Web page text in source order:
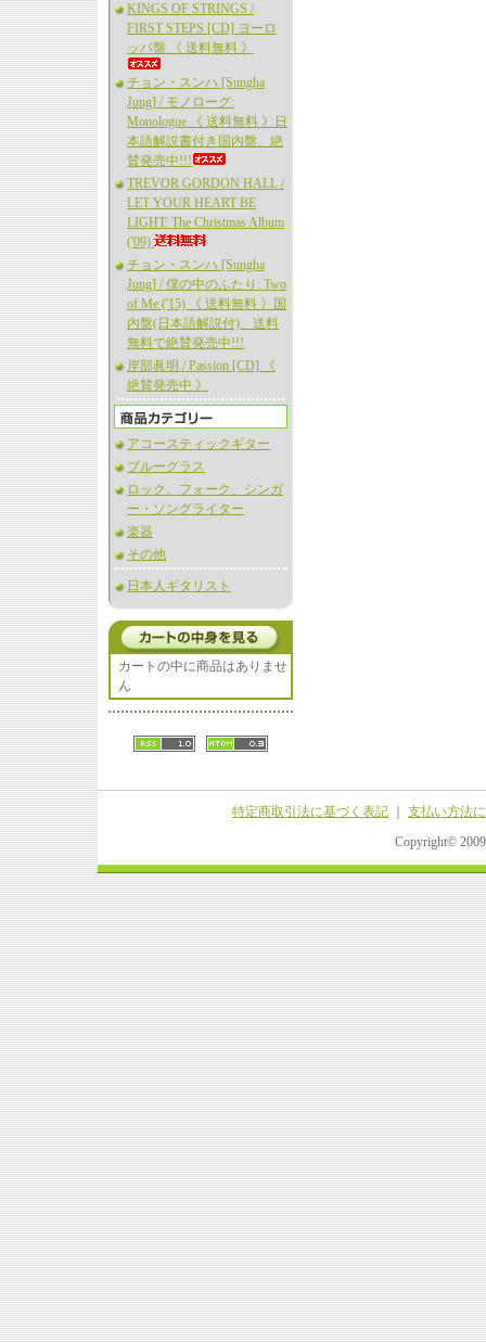
KINGS OF STRINGS /
FIRST STEPS [CD] ヨーロ
ッパ盤 《 送料無料 》
チョン・スンハ [Sungha
Jung] / モノローグ:
Monologue 《 送料無料 》日
本語解説書付き国内盤、絶
賛発売中!!!
TREVOR GORDON HALL /
LET YOUR HEART BE
LIGHT: The Christmas Album
('09)
チョン・スンハ [Sungha
Jung] / 僕の中のふたり: Two
of Me ('15) 《 送料無料 》国
内盤(日本語解説付)、送料
無料で絶賛発売中!!!
岸部眞明 / Passion [CD] 《
絶賛発売中 》
アコースティックギター
ブルーグラス
ロック、フォーク、シンガ
ー・ソングライター
楽器
その他
日本人ギタリスト
カートの中に商品はありませ
ん
特定商取引法に基づく表記
支払い方法
Copyright©